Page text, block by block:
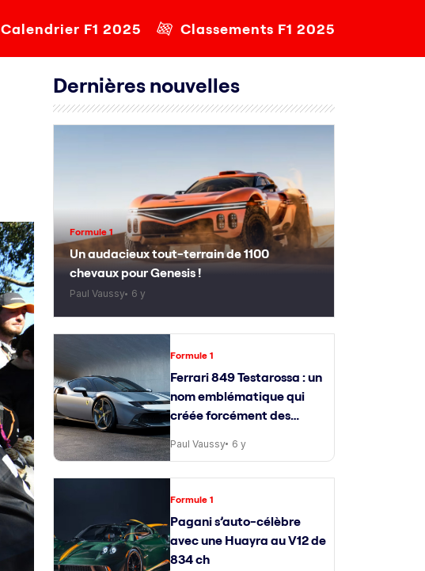
Calendrier F1 2025 Classements F1 2025
Dernières nouvelles
Formule 1
Un audacieux tout-terrain de 1100
chevaux pour Genesis !
Paul Vaussy 6 y
Formule 1
Ferrari 849 Testarossa : un
nom emblématique qui
créée forcément des
attentes
Paul Vaussy 6 y
Formule 1
Pagani s’auto-célèbre
avec une Huayra au V12 de
834 ch